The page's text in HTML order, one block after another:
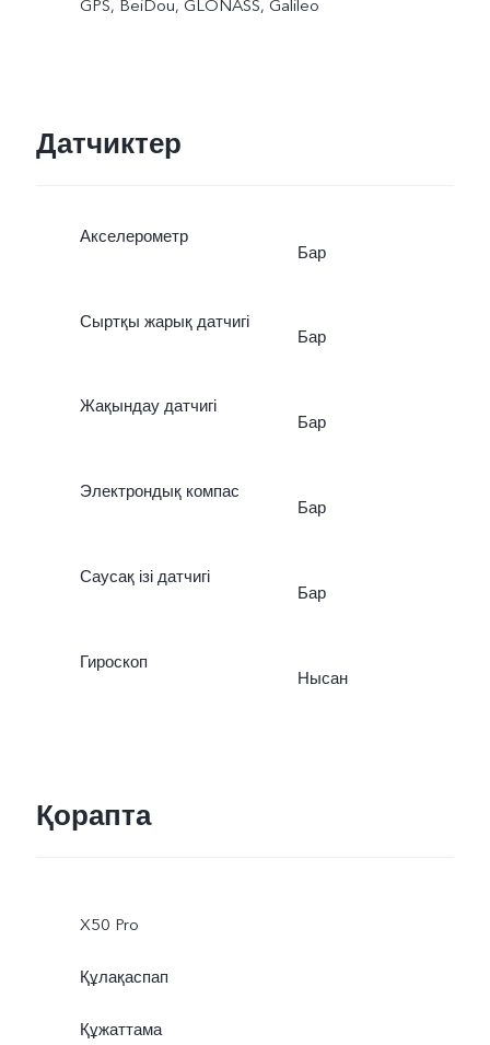
GPS, BeiDou, GLONASS, Galileo
Датчиктер
Акселерометр
Бар
Сыртқы жарық датчигі
Бар
Жақындау датчигі
Бар
Электрондық компас
Бар
Саусақ ізі датчигі
Бар
Гироскоп
Нысан
Қорапта
X50 Pro
Құлақаспап
Құжаттама